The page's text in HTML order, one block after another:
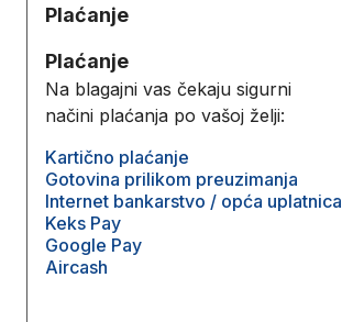
Plaćanje
Plaćanje
Na blagajni vas čekaju sigurni
načini plaćanja po vašoj želji:
Kartično plaćanje
Gotovina prilikom preuzimanja
Internet bankarstvo / opća uplatnica
Keks Pay
Google Pay
Aircash